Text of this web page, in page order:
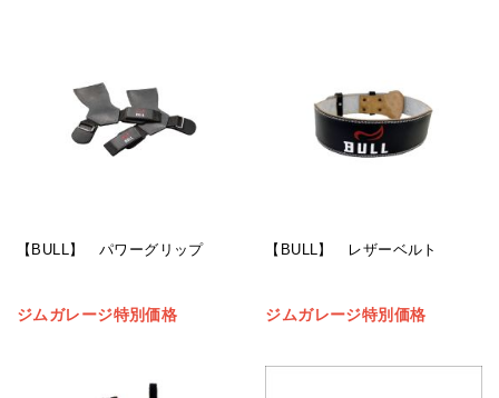
【BULL】 パワーグリップ
ジムガレージ特別価格
【BULL】 レザーベルト
ジムガレージ特別価格